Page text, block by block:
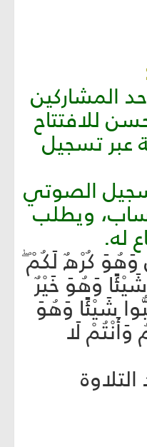
المشاركين
للافتتاح
عبر تسجيل
الصوتي
ويطلب
له.
وَهُوَ كُرْهٌ لَكُمْ
وَهُوَ خَيْرٌ
شَيْئًا وَهُوَ
لَا